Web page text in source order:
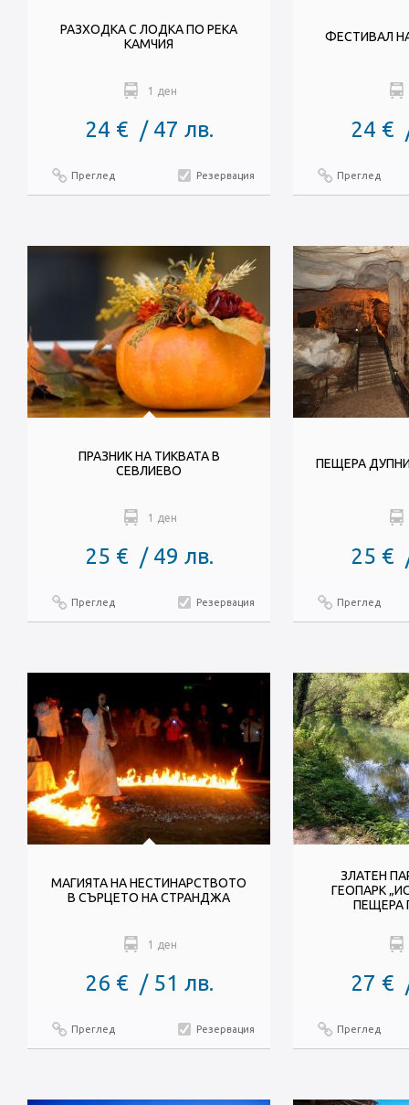
РАЗХОДКА С ЛОДКА ПО РЕКА
КАМЧИЯ
1 ден
24 € / 47 лв.
Преглед Резервация
ФЕСТИВАЛ
24 €
Преглед
ПРАЗНИК НА ТИКВАТА В
СЕВЛИЕВО
1 ден
25 € / 49 лв.
Преглед Резервация
ПЕЩЕРА
25 €
Преглед
МАГИЯТА НА НЕСТИНАРСТВОТО
В СЪРЦЕТО НА СТРАНДЖА
1 ден
26 € / 51 лв.
Преглед Резервация
ЗЛАТЕН
ГЕОПАРК
ПЕЩЕРА
27 €
Преглед